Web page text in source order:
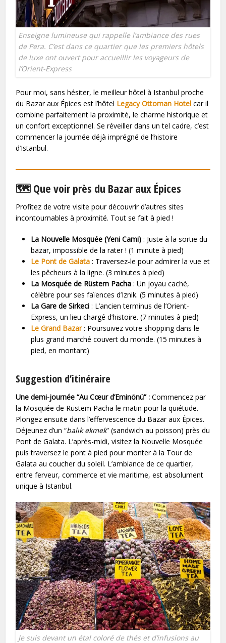
Enseigne lumineuse qui rappelle l’ambiance des rues
de Pera. C’est dans ce quartier que les premiers hôtels
de luxe ont ouvert pour accueillir les voyageurs de
l’Orient-Express
Pour moi, sans hésiter, le meilleur hôtel à Istanbul proche
du Bazar aux Épices est l’hôtel Legacy Ottoman Hotel car il
combine parfaitement la proximité, le charme historique et
un confort exceptionnel. Se réveiller dans un tel cadre, c’est
commencer la journée déjà imprégné de l’histoire
d’Istanbul.
🗺️ Que voir près du Bazar aux Épices
Profitez de votre visite pour découvrir d’autres sites
incontournables à proximité. Tout se fait à pied !
La Nouvelle Mosquée (Yeni Cami) : Juste à la sortie du
bazar, impossible de la rater ! (1 minute à pied)
Le Pont de Galata : Traversez-le pour admirer la vue et
les pêcheurs à la ligne. (3 minutes à pied)
La Mosquée de Rüstem Pacha : Un joyau caché,
célèbre pour ses faïences d’Iznik. (5 minutes à pied)
La Gare de Sirkeci : L’ancien terminus de l’Orient-
Express, un lieu chargé d’histoire. (7 minutes à pied)
Le Grand Bazar: Poursuivez votre shopping dans le
plus grand marché couvert du monde. (15 minutes à
pied, en montant)
Suggestion d’itinéraire
Une demi-journée “Au Cœur d’Eminönü” : Commencez par
la Mosquée de Rüstem Pacha le matin pour la quiétude.
Plongez ensuite dans l’effervescence du Bazar aux Épices.
Déjeunez d’un “balık ekmek” (sandwich au poisson) près du
Pont de Galata. L’après-midi, visitez la Nouvelle Mosquée
puis traversez le pont à pied pour monter à la Tour de
Galata au coucher du soleil. L’ambiance de ce quartier,
entre ferveur, commerce et vie maritime, est absolument
unique à Istanbul.
Je suis devant un étal coloré de thés et d’infusions au